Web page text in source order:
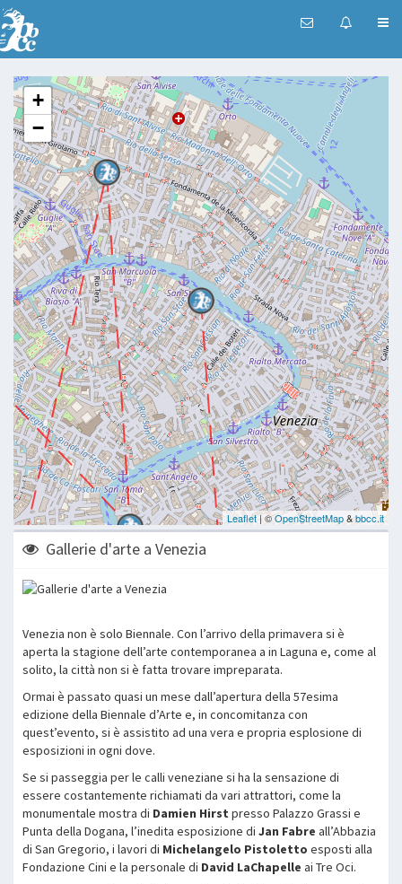
Gallerie d'arte a Venezia
Venezia non è solo Biennale. Con l’arrivo della primavera si è
aperta la stagione dell’arte contemporanea a in Laguna e, come al
solito, la città non si è fatta trovare impreparata.
Ormai è passato quasi un mese dall’apertura della 57esima
edizione della Biennale d’Arte e, in concomitanza con
quest’evento, si è assistito ad una vera e propria esplosione di
esposizioni in ogni dove.
Se si passeggia per le calli veneziane si ha la sensazione di
essere costantemente richiamati da vari attrattori, come la
monumentale mostra di Damien Hirst presso Palazzo Grassi e
Punta della Dogana, l’inedita esposizione di Jan Fabre all’Abbazia
di San Gregorio, i lavori di Michelangelo Pistoletto esposti alla
Fondazione Cini e la personale di David LaChapelle ai Tre Oci.